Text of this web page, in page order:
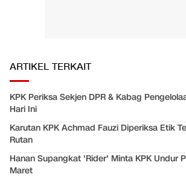
ARTIKEL TERKAIT
KPK Periksa Sekjen DPR & Kabag
Hari Ini
Karutan KPK Achmad Fauzi Diperiksa Etik
Rutan
Hanan Supangkat 'Rider' Minta KPK Undur
Maret